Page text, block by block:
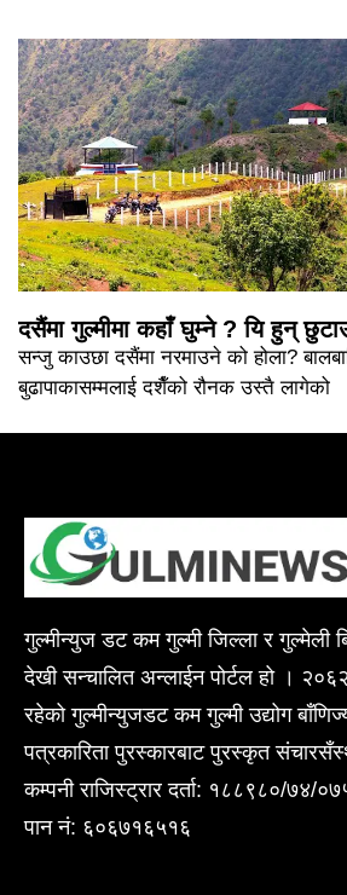
दसैंमा गुल्मीमा कहाँ घुम्ने ? यि हुन्
सन्जु काउछा दसैंमा नरमाउने को होला?
बुढापाकासम्मलाई दशैँको रौनक उस्तै लागेको
गुल्मीन्युज डट कम गुल्मी जिल्ला र गुल्मेली
देखी सन्चालित अन्लाईन पोर्टल हो ।
रहेको गुल्मीन्युजडट कम गुल्मी उद्योग
पत्रकारिता पुरस्कारबाट पुरस्कृत
कम्पनी राजिस्ट्रार दर्ता: १८८९८०/७४/
पान नं: ६०६७१६५१६